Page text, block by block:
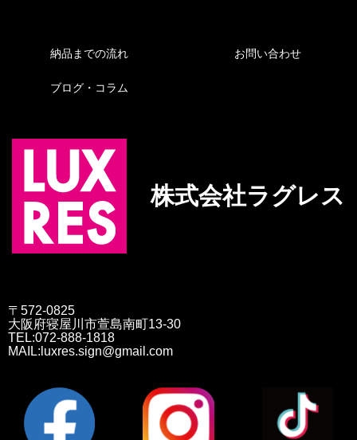
納品までの流れ
ブログ・コラム
お問い合わせ
株式会社ラグレス
〒572-0825
大阪府寝屋川市萱島南町13-30
TEL:072-888-1818
MAIL:luxres.sign@gmail.com